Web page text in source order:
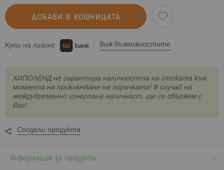
ДОБАВИ В КОШНИЦАТА
Купи на лизинг Виж възможностите
XИПОЛЕНД не гарантира наличността на стоката към
момента на приключване на поръчката! В случай на
междувременно изчерпана наличност, ще се свържем с
Вас!
Сподели продукта
Информация за продукта